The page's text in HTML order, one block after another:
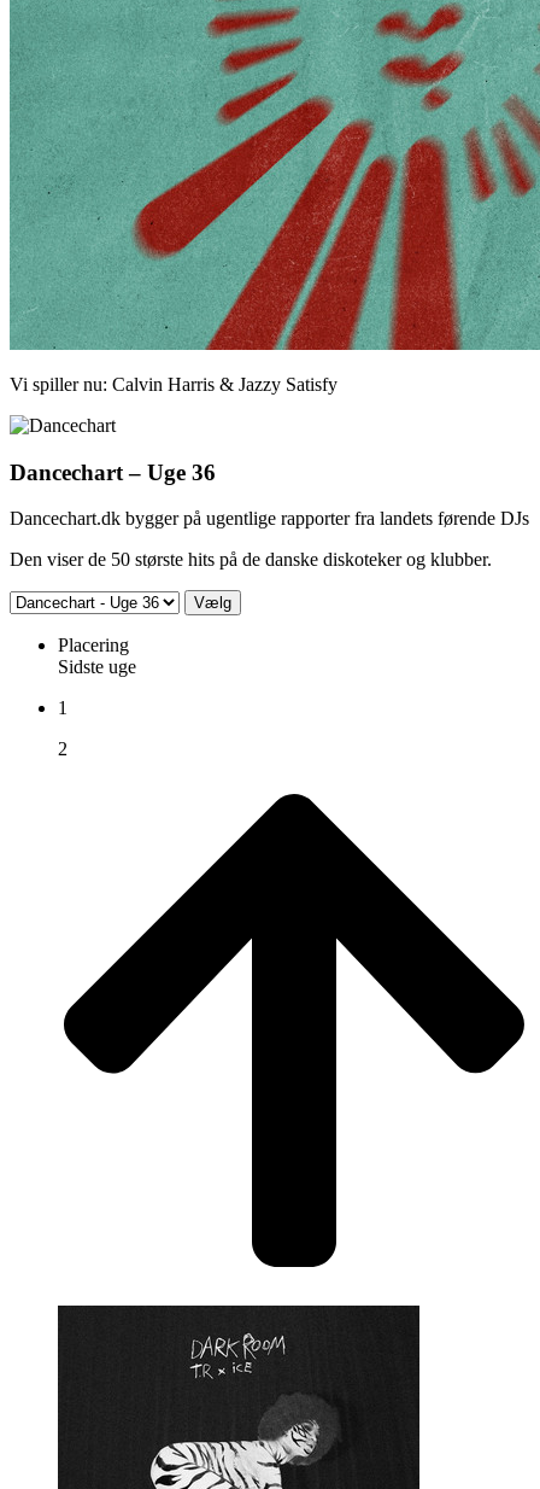
Vi spiller nu: Calvin Harris & Jazzy Satisfy
Dancechart – Uge 36
Dancechart.dk bygger på ugentlige rapporter fra landets førende DJs
Den viser de 50 største hits på de danske diskoteker og klubber.
Placering
Sidste uge
1
2